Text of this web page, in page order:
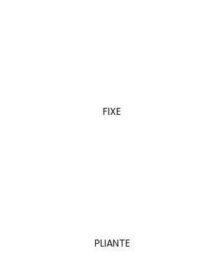
FIXE
PLIANTE